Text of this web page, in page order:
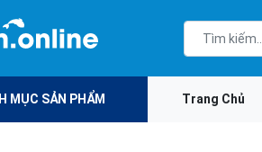
MỤC SẢN PHẨM Trang Chủ